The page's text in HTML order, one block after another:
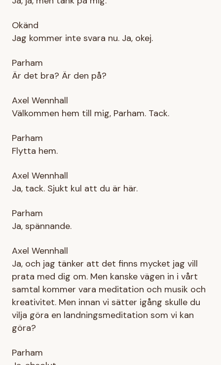
Okänd
Jag kommer inte svara nu. Ja, okej.
Parham
Är det bra? Är den på?
Axel Wennhall
Välkommen hem till mig, Parham. Tack.
Parham
Flytta hem.
Axel Wennhall
Ja, tack. Sjukt kul att du är här.
Parham
Ja, spännande.
Axel Wennhall
Ja, och jag tänker att det finns mycket jag vill
prata med dig om. Men kanske vägen in i vårt
samtal kommer vara meditation och musik och
kreativitet. Men innan vi sätter igång skulle du
vilja göra en landningsmeditation som vi kan
göra?
Parham